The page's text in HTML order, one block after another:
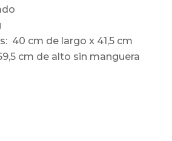
40 cm de largo x 41,5 cm
cm de alto sin manguera